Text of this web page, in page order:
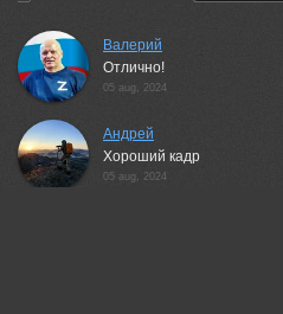
Валерий
Отлично!
05 aug, 2024
Андрей
Хороший кадр
05 aug, 2024